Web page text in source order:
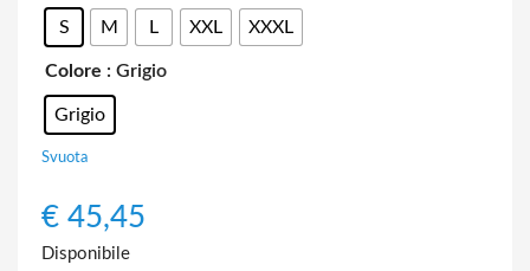
da
€ 45,45
S M L XXL XXXL
Colore : Grigio
Grigio
Svuota
€ 45,45
Disponibile